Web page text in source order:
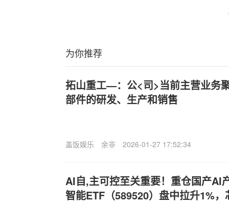
为你推荐
拓山重工—：公<司>当前主营业务
部件的研发、生产和销售
盖饭娱乐 余非 2026-01-27 17:52:34
AI自,主可控至关重要！重仓国产
智能ETF（589520）盘中拉升1%